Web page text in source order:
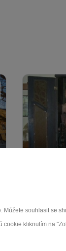
Můžete souhlasit se
cookie kliknutím na